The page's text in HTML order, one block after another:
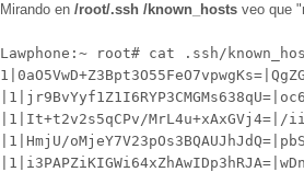
Mirando en /root/.ssh /known_hosts veo que
Lawphone:~ root# cat .ssh/
|1|It+t2v2s5qCPv/MrL4u+xAxGVj4=|/
|1|HmjU/